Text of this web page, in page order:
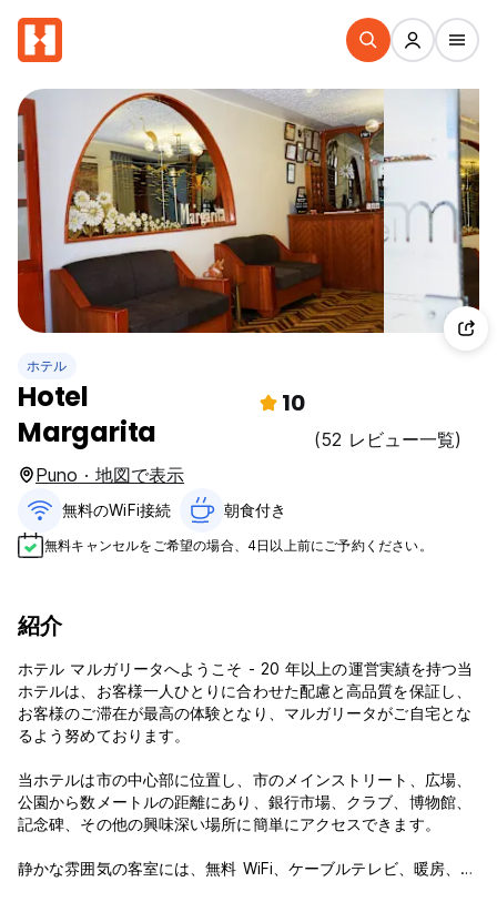
ホテル
Hotel
Margarita
10
(52 レビュー一覧)
Puno · 地図で表示
無料のWiFi接続 朝食付き‎
無料キャンセルをご希望の場合、4日以上前にご予約ください。
紹介
ホテル マルガリータへようこそ - 20 年以上の運営実績を持つ当
ホテルは、お客様一人ひとりに合わせた配慮と高品質を保証し、
お客様のご滞在が最高の体験となり、マルガリータがご自宅とな
るよう努めております。
当ホテルは市の中心部に位置し、市のメインストリート、広場、
公園から数メートルの距離にあり、銀行市場、クラブ、博物館、
記念碑、その他の興味深い場所に簡単にアクセスできます。
静かな雰囲気の客室には、無料 WiFi、ケーブルテレビ、暖房、専